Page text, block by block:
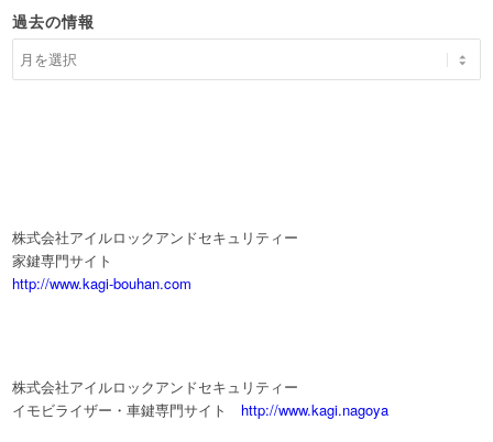
過去の情報
株式会社アイルロックアンドセキュリティー
家鍵専門サイト
http://www.kagi-bouhan.com
株式会社アイルロックアンドセキュリティー
イモビライザー・車鍵専門サイト http://www.kagi.nagoya